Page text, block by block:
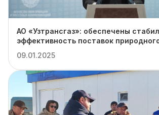
АО «Узтрансгаз»: обеспечены
эффективность поставок
09.01.2025